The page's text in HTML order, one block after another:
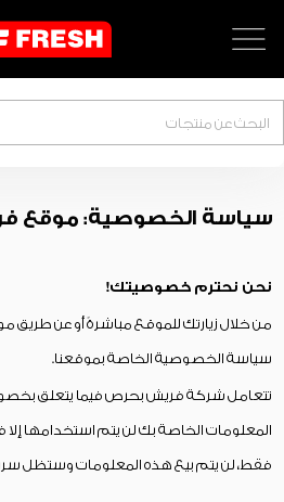
سياسة الخصوصية: موقع
نحن نحترم خصوصيتك!
من خلال زيارتك للموقع مباشرةً أو عن طريق
سياسة الخصوصية الخاصة بموقعنا.
تتعامل شركة فريش بحرص فيما يتعلق
المعلومات الخاصة بك لن يتم استخدامها
فقط، لن يتم بيع هذه المعلومات وستظل